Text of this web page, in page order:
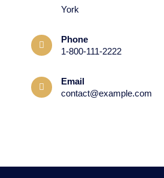
York
Phone
1-800-111-2222
Email
contact@example.com